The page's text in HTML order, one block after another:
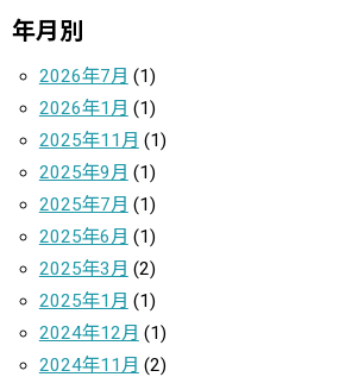
年月別
2026年7月 (1)
2026年1月 (1)
2025年11月 (1)
2025年9月 (1)
2025年7月 (1)
2025年6月 (1)
2025年3月 (2)
2025年1月 (1)
2024年12月 (1)
2024年11月 (2)